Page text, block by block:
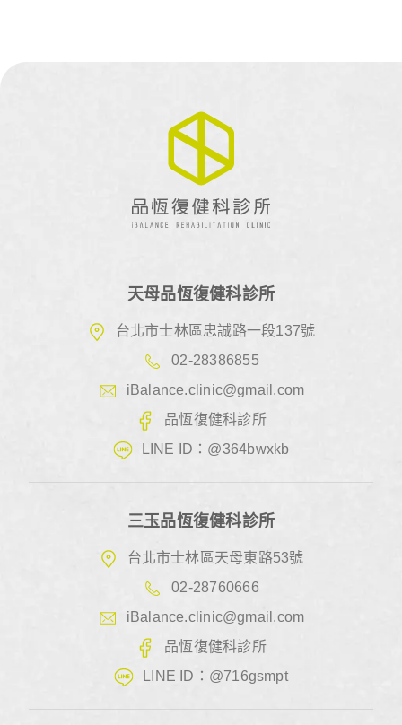
天母品恆復健科診所
台北市士林區忠誠路一段137號
02-28386855
iBalance.clinic@gmail.com
品恆復健科診所
LINE ID：@364bwxkb
三玉品恆復健科診所
台北市士林區天母東路53號
02-28760666
iBalance.clinic@gmail.com
品恆復健科診所
LINE ID：@716gsmpt